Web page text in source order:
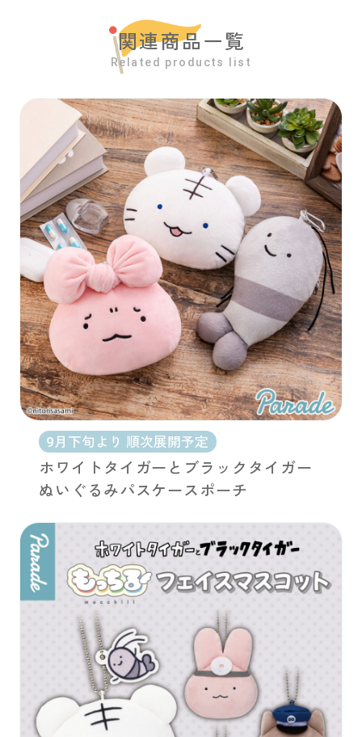
関連商品一覧
Related products list
9月下旬より 順次展開予定
ホワイトタイガーとブラックタイガー
ぬいぐるみパスケースポーチ